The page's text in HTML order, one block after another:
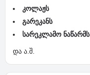
კოლაჟს
გარეკანს
სარეკლამო ნაწარმს
და ა.შ.